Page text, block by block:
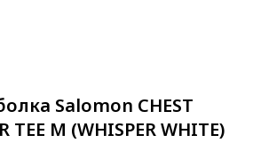
Salomon CHEST
TEE M (WHISPER WHITE)